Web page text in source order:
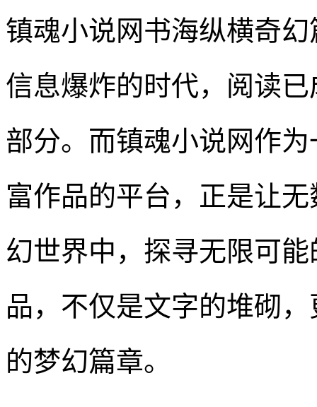
镇魂小说网书海纵横奇
信息爆炸的时代，阅读
部分。而镇魂小说网作
富作品的平台，正是让
幻世界中，探寻无限可
品，不仅是文字的堆砌
的梦幻篇章。